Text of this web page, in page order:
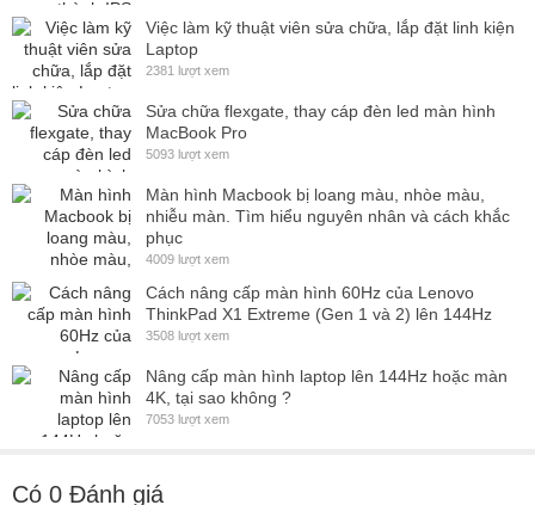
Việc làm kỹ thuật viên sửa chữa, lắp đặt linh kiện
Laptop
2381 lượt xem
Sửa chữa flexgate, thay cáp đèn led màn hình
MacBook Pro
5093 lượt xem
Màn hình Macbook bị loang màu, nhòe màu,
nhiễu màn. Tìm hiểu nguyên nhân và cách khắc
phục
4009 lượt xem
Cách nâng cấp màn hình 60Hz của Lenovo
ThinkPad X1 Extreme (Gen 1 và 2) lên 144Hz
3508 lượt xem
Nâng cấp màn hình laptop lên 144Hz hoặc màn
4K, tại sao không ?
7053 lượt xem
Có 0 Đánh giá